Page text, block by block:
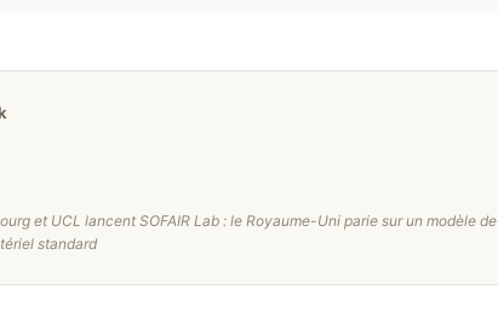
et UCL lancent SOFAIR Lab : le Royaume-Uni parie sur un modèle de
standard